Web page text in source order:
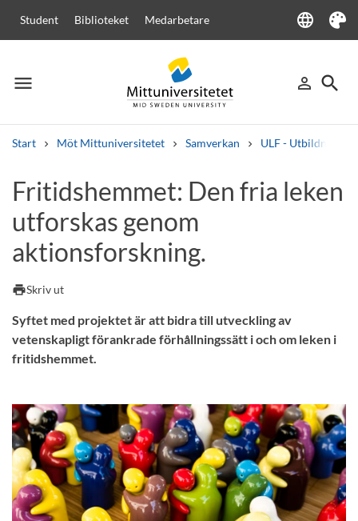
Student Biblioteket Medarbetare language
Language
Tema
menu
Meny person_outline
Logga in
search
Sök
Start Möt Mittuniversitetet Samverkan ULF - Utbildning,
Andra söktjänster
Kurser och program Kursplaner
Lediga jobb
Fritidshemmet: Den fria leken
utforskas genom
aktionsforskning.
printSkriv ut
Syftet med projektet är att bidra till utveckling av
vetenskapligt förankrade förhållningssätt i och om leken i
fritidshemmet.